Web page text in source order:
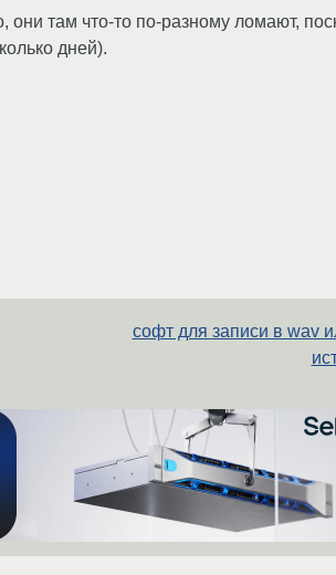
там что-то по-разному ломают,
дней).
софт для записи в wav